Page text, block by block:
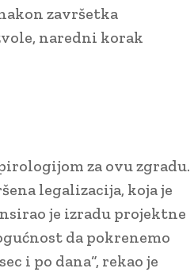
završetka
naredni korak
za ovu zgradu.
legalizacija, koja je
je izradu projektne
da pokrenemo
i po dana“, rekao je